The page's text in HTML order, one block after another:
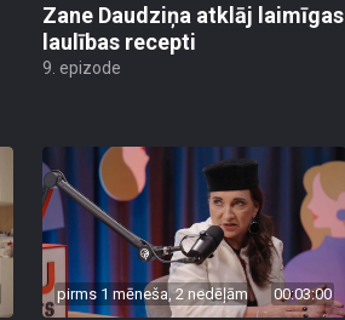
Zane Daudziņa atklāj laimīgas
laulības recepti
9. epizode
pirms 1 mēneša, 2 nedēļām 00:03:00